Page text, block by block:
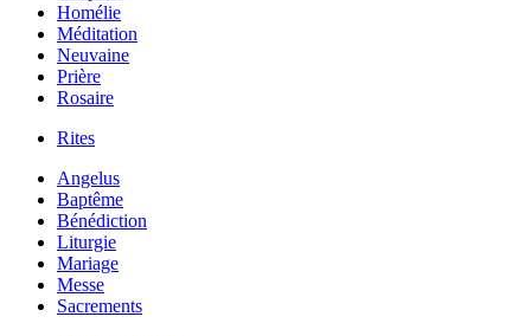
Homélie
Méditation
Neuvaine
Prière
Rosaire
Rites
Angelus
Baptême
Bénédiction
Liturgie
Mariage
Messe
Sacrements